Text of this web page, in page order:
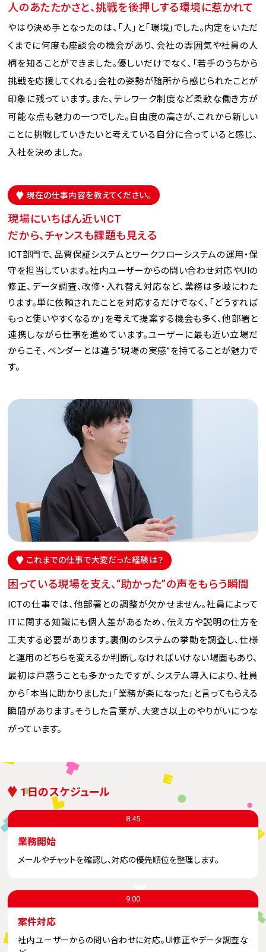
人のあたたかさと、挑戦を後押しする環境に惹かれて
やはり決め手となったのは、「人」と「環境」でした。内定をいただ
くまでに何度も座談会の機会があり、会社の雰囲気や社員の人
柄を知ることができました。優しいだけでなく、「若手のうちから
挑戦を応援してくれる」会社の姿勢が随所から感じられたことが
印象に残っています。また、テレワーク制度など柔軟な働き方が
可能な点も魅力の一つでした。自由度の高さが、これから新しい
ことに挑戦していきたいと考えている自分に合っていると感じ、
入社を決めました。
現在の仕事内容を教えてください。
現場にいちばん近いICT
だから、チャンスも課題も見える
ICT部門で、品質保証システムとワークフローシステムの運用・保
守を担当しています。社内ユーザーからの問い合わせ対応やUIの
修正、データ調査、改修・入れ替え対応など、業務は多岐にわた
ります。単に依頼されたことを対応するだけでなく、「どうすれば
もっと使いやすくなるか」を考えて提案する機会も多く、他部署と
連携しながら仕事を進めています。ユーザーに最も近い立場だ
からこそ、ベンダーとは違う“現場の実感”を持てることが魅力で
す。
これまでの仕事で大変だった経験は？
困っている現場を支え、“助かった”の声をもらう瞬間
ICTの仕事では、他部署との調整が欠かせません。社員によって
ITに関する知識にも個人差があるため、伝え方や説明の仕方を
工夫する必要があります。裏側のシステムの挙動を調査し、仕様
と運用のどちらを変えるか判断しなければいけない場面もあり、
最初は戸惑うことも多かったですが、システム導入により、社員
から「本当に助かりました」「業務が楽になった」と言ってもらえる
瞬間があります。そうした言葉が、大変さ以上のやりがいにつな
がっています。
1日のスケジュール
8:45
業務開始
メールやチャットを確認し、対応の優先順位を整理します。
9:00
案件対応
社内ユーザーからの問い合わせに対応。UI修正やデータ調査な